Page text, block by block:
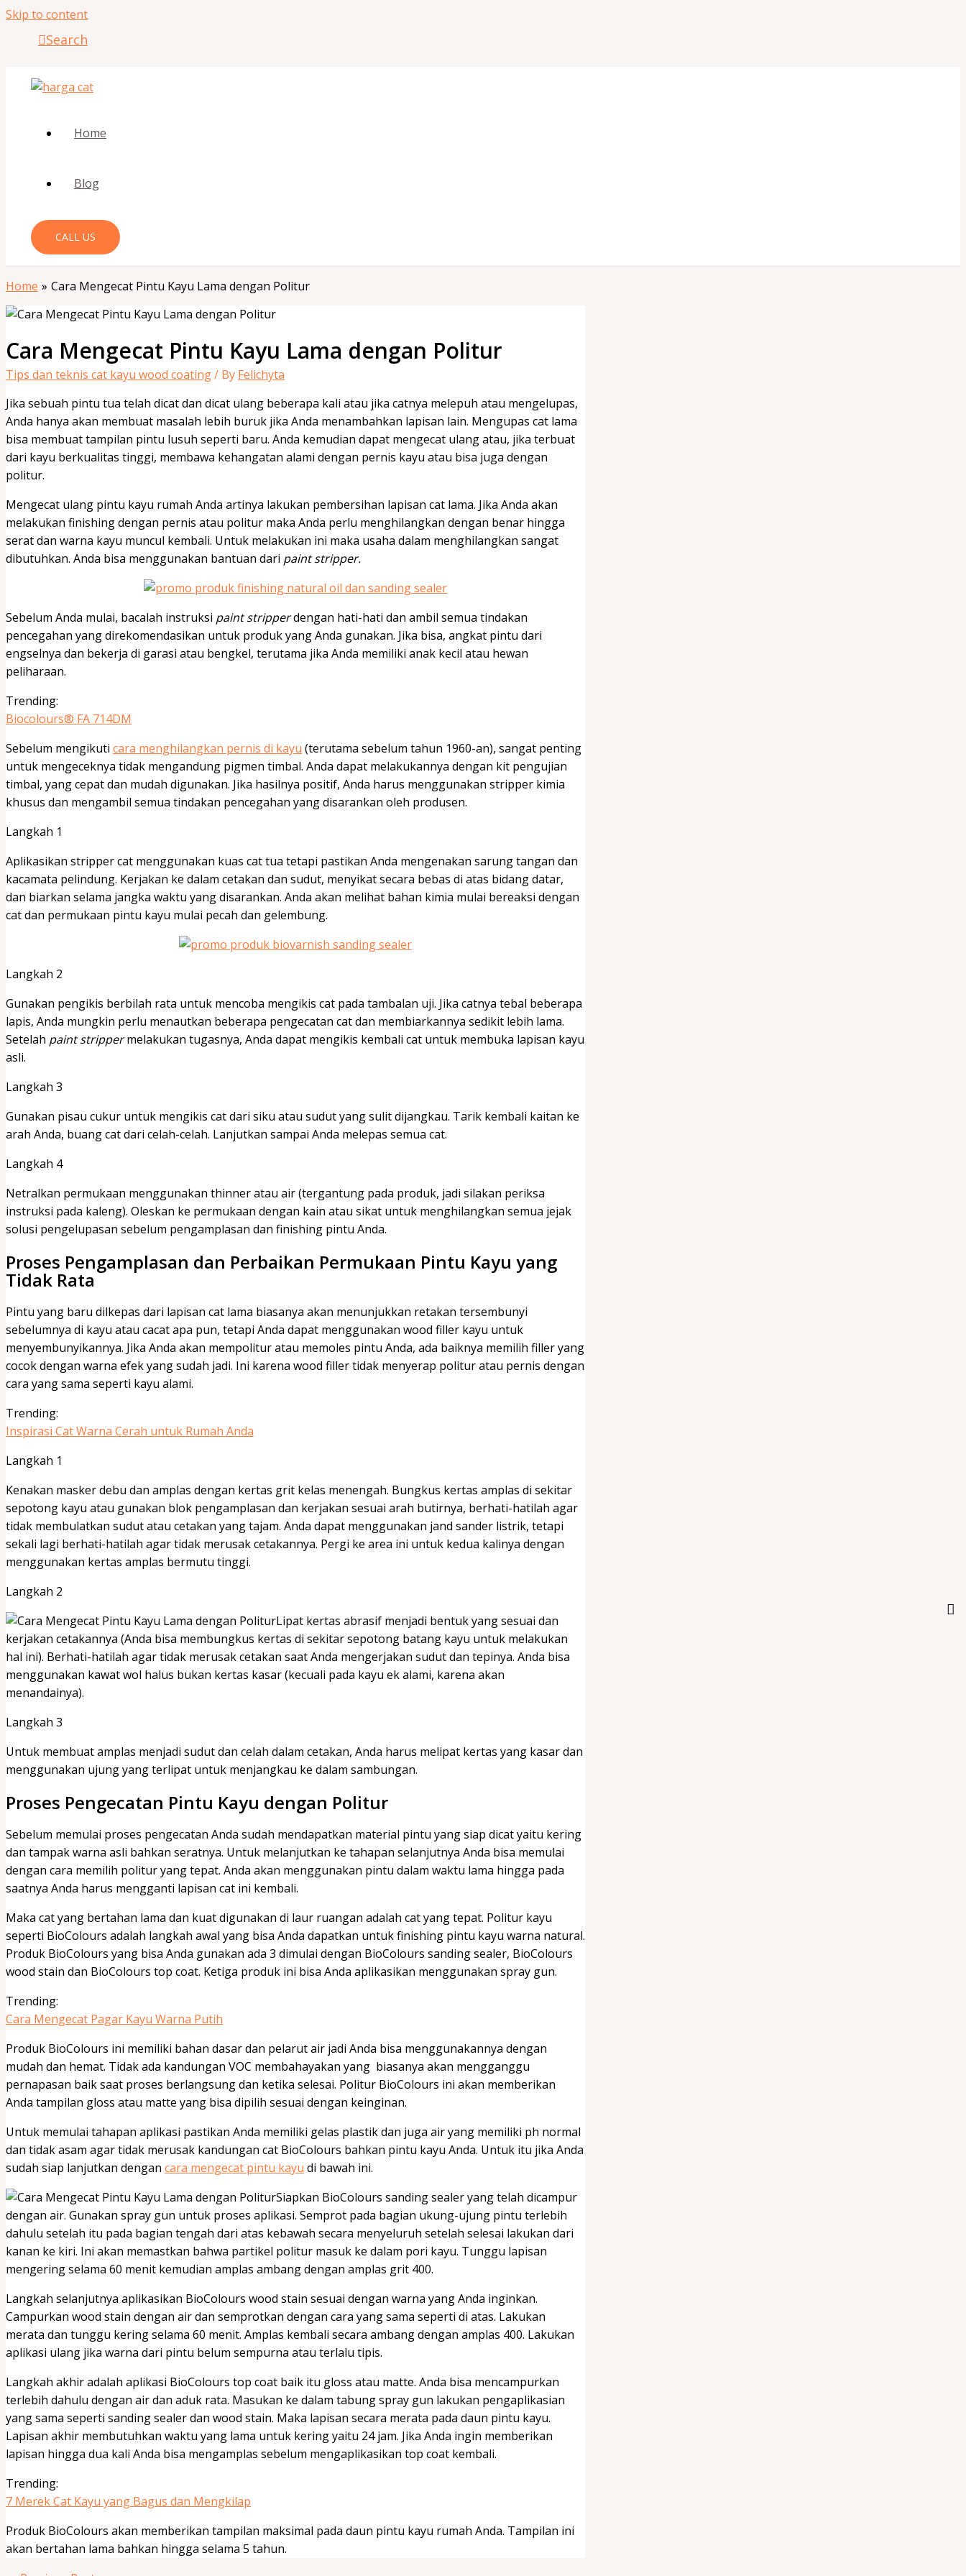
Skip to content
Search
Home
Blog
CALL US
Home Cara Mengecat Pintu Kayu Lama dengan Politur
Cara Mengecat Pintu Kayu Lama dengan Politur
Tips dan teknis cat kayu wood coating/ By Felichyta
Jika sebuah pintu tua telah dicat dan dicat ulang beberapa kali atau jika catnya melepuh atau mengelupas,
Anda hanya akan membuat masalah lebih buruk jika Anda menambahkan lapisan lain. Mengupas cat lama
bisa membuat tampilan pintu lusuh seperti baru. Anda kemudian dapat mengecat ulang atau, jika terbuat
dari kayu berkualitas tinggi, membawa kehangatan alami dengan pernis kayu atau bisa juga dengan
politur.
Mengecat ulang pintu kayu rumah Anda artinya lakukan pembersihan lapisan cat lama. Jika Anda akan
melakukan finishing dengan pernis atau politur maka Anda perlu menghilangkan dengan benar hingga
serat dan warna kayu muncul kembali. Untuk melakukan ini maka usaha dalam menghilangkan sangat
dibutuhkan. Anda bisa menggunakan bantuan dari paint stripper.
Sebelum Anda mulai, bacalah instruksi paint stripperdengan hati-hati dan ambil semua tindakan
pencegahan yang direkomendasikan untuk produk yang Anda gunakan. Jika bisa, angkat pintu dari
engselnya dan bekerja di garasi atau bengkel, terutama jika Anda memiliki anak kecil atau hewan
peliharaan.
Trending:
Biocolours® FA 714DM
Sebelum mengikuti cara menghilangkan pernis di kayu (terutama sebelum tahun 1960-an), sangat penting
untuk mengeceknya tidak mengandung pigmen timbal. Anda dapat melakukannya dengan kit pengujian
timbal, yang cepat dan mudah digunakan. Jika hasilnya positif, Anda harus menggunakan stripper kimia
khusus dan mengambil semua tindakan pencegahan yang disarankan oleh produsen.
Langkah 1
Aplikasikan stripper cat menggunakan kuas cat tua tetapi pastikan Anda mengenakan sarung tangan dan
kacamata pelindung. Kerjakan ke dalam cetakan dan sudut, menyikat secara bebas di atas bidang datar,
dan biarkan selama jangka waktu yang disarankan. Anda akan melihat bahan kimia mulai bereaksi dengan
cat dan permukaan pintu kayu mulai pecah dan gelembung.
Langkah 2
Gunakan pengikis berbilah rata untuk mencoba mengikis cat pada tambalan uji. Jika catnya tebal beberapa
lapis, Anda mungkin perlu menautkan beberapa pengecatan cat dan membiarkannya sedikit lebih lama.
Setelah paint strippermelakukan tugasnya, Anda dapat mengikis kembali cat untuk membuka lapisan kayu
asli.
Langkah 3
Gunakan pisau cukur untuk mengikis cat dari siku atau sudut yang sulit dijangkau. Tarik kembali kaitan ke
arah Anda, buang cat dari celah-celah. Lanjutkan sampai Anda melepas semua cat.
Langkah 4
Netralkan permukaan menggunakan thinner atau air (tergantung pada produk, jadi silakan periksa
instruksi pada kaleng). Oleskan ke permukaan dengan kain atau sikat untuk menghilangkan semua jejak
solusi pengelupasan sebelum pengamplasan dan finishing pintu Anda.
Proses Pengamplasan dan Perbaikan Permukaan Pintu Kayu yang
Tidak Rata
Pintu yang baru dilkepas dari lapisan cat lama biasanya akan menunjukkan retakan tersembunyi
sebelumnya di kayu atau cacat apa pun, tetapi Anda dapat menggunakan wood filler kayu untuk
menyembunyikannya. Jika Anda akan mempolitur atau memoles pintu Anda, ada baiknya memilih filler yang
cocok dengan warna efek yang sudah jadi. Ini karena wood filler tidak menyerap politur atau pernis dengan
cara yang sama seperti kayu alami.
Trending:
Inspirasi Cat Warna Cerah untuk Rumah Anda
Langkah 1
Kenakan masker debu dan amplas dengan kertas grit kelas menengah. Bungkus kertas amplas di sekitar
sepotong kayu atau gunakan blok pengamplasan dan kerjakan sesuai arah butirnya, berhati-hatilah agar
tidak membulatkan sudut atau cetakan yang tajam. Anda dapat menggunakan jand sander listrik, tetapi
sekali lagi berhati-hatilah agar tidak merusak cetakannya. Pergi ke area ini untuk kedua kalinya dengan
menggunakan kertas amplas bermutu tinggi.
Langkah 2
Lipat kertas abrasif menjadi bentuk yang sesuai dan
kerjakan cetakannya (Anda bisa membungkus kertas di sekitar sepotong batang kayu untuk melakukan
hal ini). Berhati-hatilah agar tidak merusak cetakan saat Anda mengerjakan sudut dan tepinya. Anda bisa
menggunakan kawat wol halus bukan kertas kasar (kecuali pada kayu ek alami, karena akan
menandainya).
Langkah 3
Untuk membuat amplas menjadi sudut dan celah dalam cetakan, Anda harus melipat kertas yang kasar dan
menggunakan ujung yang terlipat untuk menjangkau ke dalam sambungan.
Proses Pengecatan Pintu Kayu dengan Politur
Sebelum memulai proses pengecatan Anda sudah mendapatkan material pintu yang siap dicat yaitu kering
dan tampak warna asli bahkan seratnya. Untuk melanjutkan ke tahapan selanjutnya Anda bisa memulai
dengan cara memilih politur yang tepat. Anda akan menggunakan pintu dalam waktu lama hingga pada
saatnya Anda harus mengganti lapisan cat ini kembali.
Maka cat yang bertahan lama dan kuat digunakan di laur ruangan adalah cat yang tepat. Politur kayu
seperti BioColours adalah langkah awal yang bisa Anda dapatkan untuk finishing pintu kayu warna natural.
Produk BioColours yang bisa Anda gunakan ada 3 dimulai dengan BioColours sanding sealer, BioColours
wood stain dan BioColours top coat. Ketiga produk ini bisa Anda aplikasikan menggunakan spray gun.
Trending:
Cara Mengecat Pagar Kayu Warna Putih
Produk BioColours ini memiliki bahan dasar dan pelarut air jadi Anda bisa menggunakannya dengan
mudah dan hemat. Tidak ada kandungan VOC membahayakan yang biasanya akan mengganggu
pernapasan baik saat proses berlangsung dan ketika selesai. Politur BioColours ini akan memberikan
Anda tampilan gloss atau matte yang bisa dipilih sesuai dengan keinginan.
Untuk memulai tahapan aplikasi pastikan Anda memiliki gelas plastik dan juga air yang memiliki ph normal
dan tidak asam agar tidak merusak kandungan cat BioColours bahkan pintu kayu Anda. Untuk itu jika Anda
sudah siap lanjutkan dengan cara mengecat pintu kayu di bawah ini.
Siapkan BioColours sanding sealer yang telah dicampur
dengan air. Gunakan spray gun untuk proses aplikasi. Semprot pada bagian ukung-ujung pintu terlebih
dahulu setelah itu pada bagian tengah dari atas kebawah secara menyeluruh setelah selesai lakukan dari
kanan ke kiri. Ini akan memastkan bahwa partikel politur masuk ke dalam pori kayu. Tunggu lapisan
mengering selama 60 menit kemudian amplas ambang dengan amplas grit 400.
Langkah selanjutnya aplikasikan BioColours wood stain sesuai dengan warna yang Anda inginkan.
Campurkan wood stain dengan air dan semprotkan dengan cara yang sama seperti di atas. Lakukan
merata dan tunggu kering selama 60 menit. Amplas kembali secara ambang dengan amplas 400. Lakukan
aplikasi ulang jika warna dari pintu belum sempurna atau terlalu tipis.
Langkah akhir adalah aplikasi BioColours top coat baik itu gloss atau matte. Anda bisa mencampurkan
terlebih dahulu dengan air dan aduk rata. Masukan ke dalam tabung spray gun lakukan pengaplikasian
yang sama seperti sanding sealer dan wood stain. Maka lapisan secara merata pada daun pintu kayu.
Lapisan akhir membutuhkan waktu yang lama untuk kering yaitu 24 jam. Jika Anda ingin memberikan
lapisan hingga dua kali Anda bisa mengamplas sebelum mengaplikasikan top coat kembali.
Trending:
7 Merek Cat Kayu yang Bagus dan Mengkilap
Produk BioColours akan memberikan tampilan maksimal pada daun pintu kayu rumah Anda. Tampilan ini
akan bertahan lama bahkan hingga selama 5 tahun.